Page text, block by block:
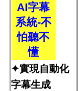
AI字幕
系統-不
怕聽不
懂
✦實現自動化
字幕生成